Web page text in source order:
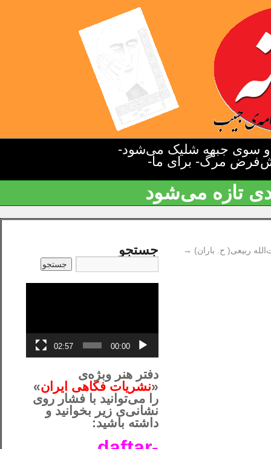
سوی جبهه شلیک می‌شود-
مرگ- برای ما-
تازه می‌شود
ربیعی( ح. باران) → جستجو
00:00
02:57
دفتر هنر وبژه‌ی
«نشریات فکاهی ایران»
را می‌توانید با فشار روی
نشانی‌ی زیر بخوانید و
داشته باشید: